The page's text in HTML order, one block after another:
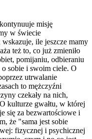
misję
w świecie
ile jeszcze mamy
też to, co już zmieniło
pomijaniu, odbieraniu
sobie i swoim ciele. O
utrwalanie
to mężczyźni
czekały na nich,
kulturze gwałtu, w której
się za bezwartościowe i
że "sama jest sobie
fizycznej i psychicznej